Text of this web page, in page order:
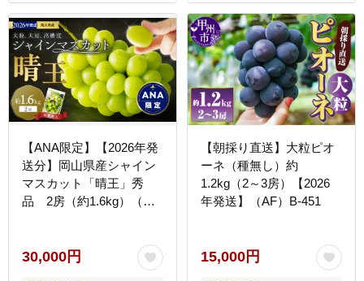
【ANA限定】【2026年発
送分】岡山県産シャイン
マスカット「晴王」秀
品 2房（約1.6kg）（令
房 大粒 岡山県産 秀品 種
無し 高糖度 葡萄 ぶどう
30,000円
【朝採り直送】大粒ピオ
ーネ（種無し）約
1.2kg（2～3房）【2026
年発送】（AF）B-451
15,000円